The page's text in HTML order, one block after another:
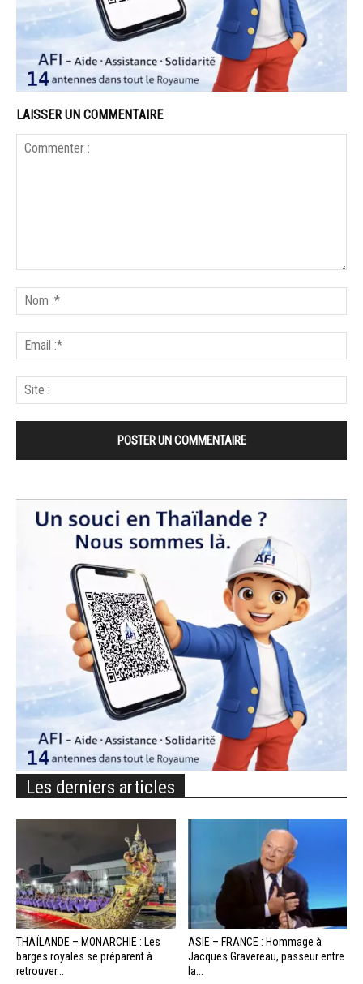
LAISSER UN COMMENTAIRE
Les derniers articles
THAÏLANDE – MONARCHIE : Les
barges royales se préparent à
retrouver...
ASIE – FRANCE : Hommage à
Jacques Gravereau, passeur entre
la...